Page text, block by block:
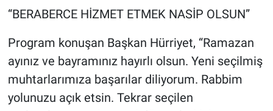
“BERABERCE HİZMET ETMEK NASİP OLSUN”
Program konuşan Başkan Hürriyet, “Ramazan
ayınız ve bayramınız hayırlı olsun. Yeni seçilmiş
muhtarlarımıza başarılar diliyorum. Rabbim
yolunuzu açık etsin. Tekrar seçilen